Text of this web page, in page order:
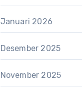
Januari 2026
Desember 2025
November 2025